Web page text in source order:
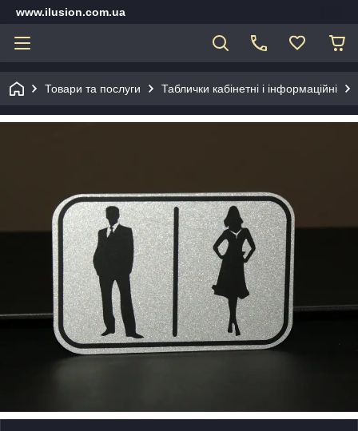
www.ilusion.com.ua
Товари та послуги Таблички кабінетні і інформаційні